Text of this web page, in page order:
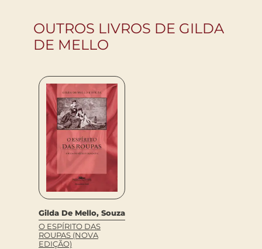
OUTROS LIVROS DE GILDA
DE MELLO
Gilda De Mello, Souza
O ESPÍRITO DAS
ROUPAS (NOVA
EDIÇÃO)